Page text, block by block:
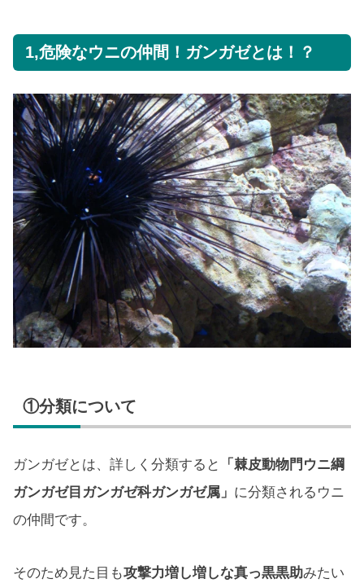
1,危険なウニの仲間！ガンガゼとは！？
①分類について
ガンガゼとは、詳しく分類すると
「棘皮動物門ウニ綱
ガンガゼ目ガンガゼ科ガンガゼ属」 に分類されるウニ
の仲間です。
そのため見た目も攻撃力増し増しな真っ黒黒助みたい